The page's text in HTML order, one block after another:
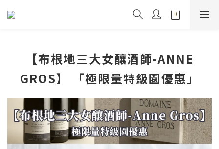
【布根地三大女釀酒師-ANNE
GROS】 「極限量特級園優惠」